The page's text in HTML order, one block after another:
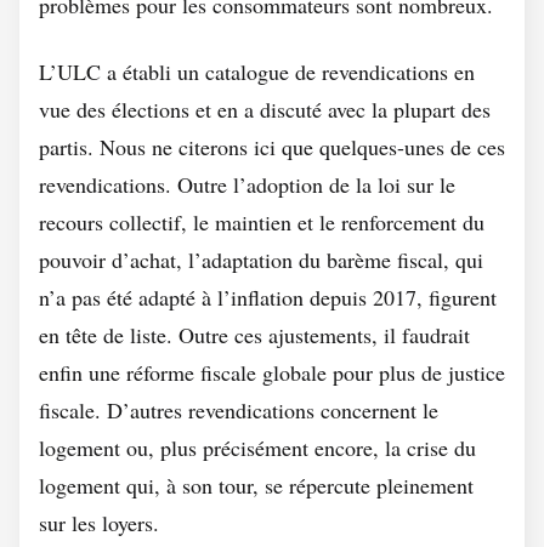
L’ULC a établi un catalogue de revendications en
vue des élections et en a discuté avec la plupart des
partis. Nous ne citerons ici que quelques-unes de ces
revendications. Outre l’adoption de la loi sur le
recours collectif, le maintien et le renforcement du
pouvoir d’achat, l’adaptation du barème fiscal, qui
n’a pas été adapté à l’inflation depuis 2017, figurent
en tête de liste. Outre ces ajustements, il faudrait
enfin une réforme fiscale globale pour plus de justice
fiscale. D’autres revendications concernent le
logement ou, plus précisément encore, la crise du
logement qui, à son tour, se répercute pleinement
sur les loyers.